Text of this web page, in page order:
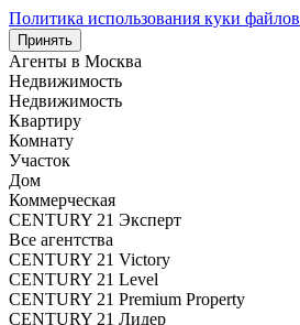
Политика использования куки файлов
Принять
Агенты в Москва
Недвижимость
Недвижимость
Квартиру
Комнату
Участок
Дом
Коммерческая
CENTURY 21 Эксперт
Все агентства
CENTURY 21 Victory
CENTURY 21 Level
CENTURY 21 Premium Property
CENTURY 21 Лидер